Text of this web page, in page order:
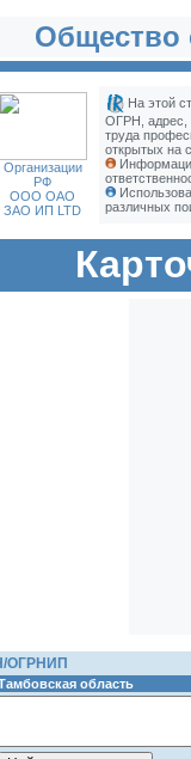
Общество
Организации
РФ
ООО ОАО
ЗАО ИП LTD
На этой
ОГРН, адрес,
труда
открытых на
различных
ОГРНИП
область